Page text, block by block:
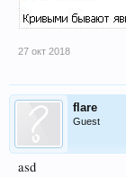
27 окт 2018
flare
Guest
asd